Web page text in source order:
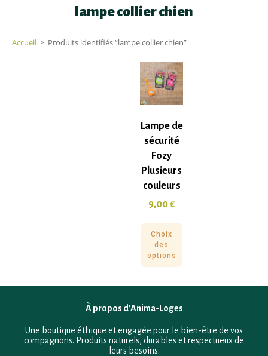
lampe collier chien
Accueil > Produits identifiés “lampe collier chien”
Lampe de
sécurité
Fozy
Plusieurs
couleurs
9,00€
Choix
des
options
À propos d’Anima-Loges
Une boutique éthique et engagée pour le bien-être de vos
compagnons. Produits naturels, durables et respectueux de
leurs besoins.